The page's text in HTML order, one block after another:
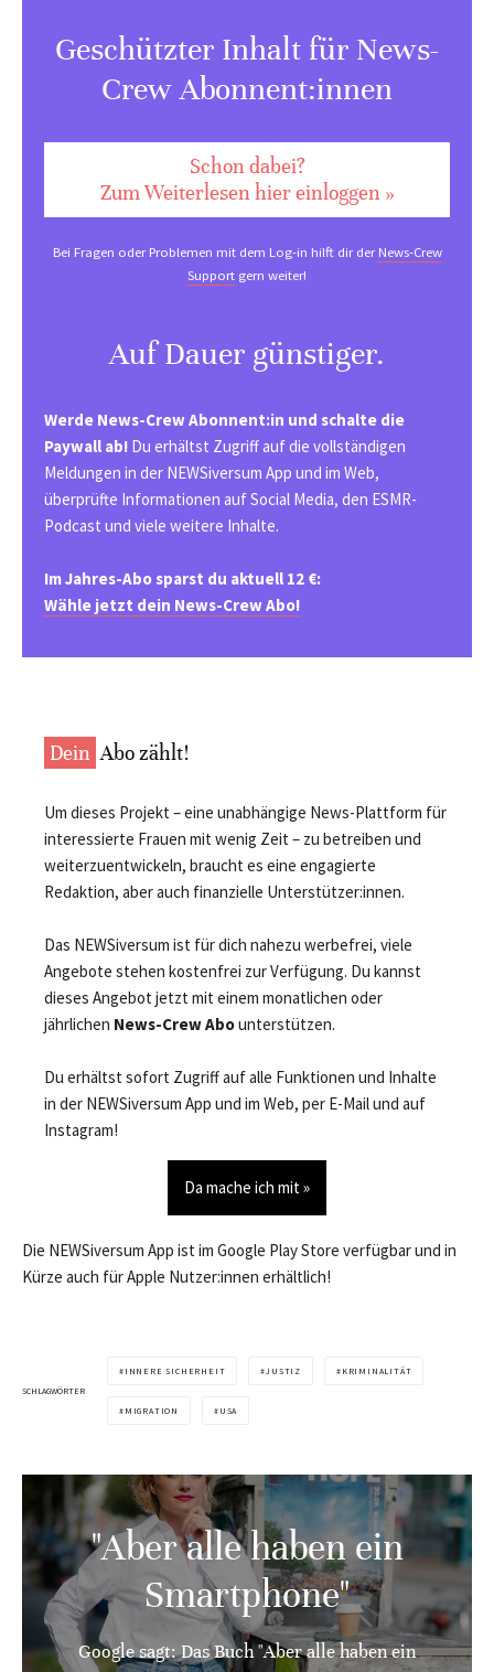
Geschützter Inhalt für News-
Crew Abonnent:innen
Schon dabei?
Zum Weiterlesen hier einloggen »
Bei Fragen oder Problemen mit dem Log-in hilft dir derNews-Crew
Support gern weiter!
Auf Dauer günstiger.
Werde News-Crew Abonnent:in und schalte die
Paywall ab! Du erhältst Zugriff auf die vollständigen
Meldungen in der NEWSiversum App und im Web,
überprüfte Informationen auf Social Media, den ESMR-
Podcast und viele weitere Inhalte.
Im Jahres-Abo sparst du aktuell 12 €:
Wähle jetzt dein News-Crew Abo!
Dein Abo zählt!
Um dieses Projekt – eine unabhängige News-Plattform für
interessierte Frauen mit wenig Zeit – zu betreiben und
weiterzuentwickeln, braucht es eine engagierte
Redaktion, aber auch finanzielle Unterstützer:innen.
Das NEWSiversum ist für dich nahezu werbefrei, viele
Angebote stehen kostenfrei zur Verfügung. Du kannst
dieses Angebot jetzt mit einem monatlichen oder
jährlichen News-Crew Abounterstützen.
Du erhältst sofort Zugriff auf alle Funktionen und Inhalte
in der NEWSiversum App und im Web, per E-Mail und auf
Instagram!
Da mache ich mit »
Die NEWSiversum App ist im Google Play Store verfügbar und in
Kürze auch für Apple Nutzer:innen erhältlich!
SCHLAGWÖRTER
INNERE SICHERHEIT JUSTIZ KRIMINALITÄT
MIGRATION USA
"Aber alle haben ein
Smartphone"
Google sagt: Das Buch "Aber alle haben ein